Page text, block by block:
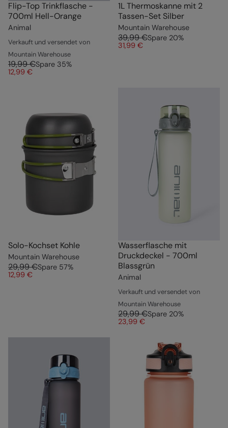
Flip-Top Trinkflasche -
700ml Hell-Orange
Animal
Verkauft und versendet von
Mountain Warehouse
19,99 €Spare 35%
12,99 €
1L Thermoskanne mit 2
Tassen-Set Silber
Mountain Warehouse
39,99 €Spare 20%
31,99 €
Solo-Kochset Kohle
Mountain Warehouse
29,99 €Spare 57%
12,99 €
Wasserflasche mit
Druckdeckel - 700ml
Blassgrün
Animal
Verkauft und versendet von
Mountain Warehouse
29,99 €Spare 20%
23,99 €